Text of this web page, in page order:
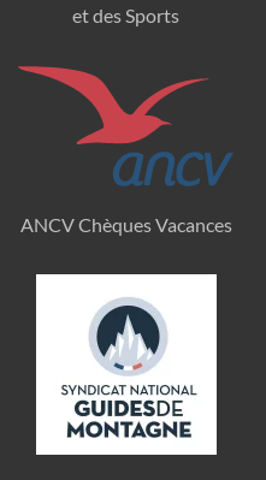
et des Sports
ANCV Chèques Vacances